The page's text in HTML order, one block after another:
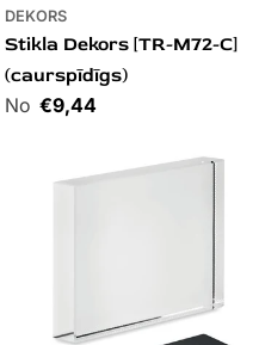
DEKORS
Stikla Dekors [TR-M72-C]
(caurspīdīgs)
Cena€9,44